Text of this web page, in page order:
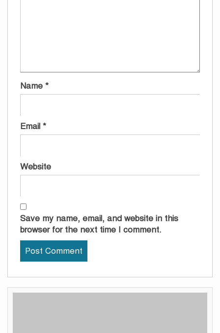
Name *
Email *
Website
Save my name, email, and website in this
browser for the next time I comment.